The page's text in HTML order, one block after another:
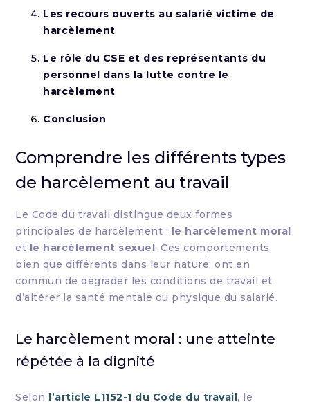
Les recours ouverts au salarié victime de
harcèlement
Le rôle du CSE et des représentants du
personnel dans la lutte contre le
harcèlement
Conclusion
Comprendre les différents types
de harcèlement au travail
Le Code du travail distingue deux formes
principales de harcèlement : le harcèlement moral
et le harcèlement sexuel. Ces comportements,
bien que différents dans leur nature, ont en
commun de dégrader les conditions de travail et
d’altérer la santé mentale ou physique du salarié.
Le harcèlement moral : une atteinte
répétée à la dignité
Selon l’article L1152-1 du Code du travail, le